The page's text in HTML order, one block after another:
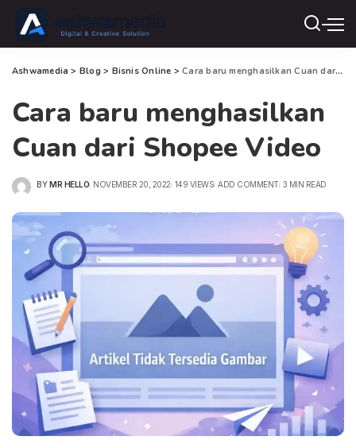
Ashwamedia > Blog > Bisnis Online >Cara baru menghasilkan Cuan dari Shopee Video
Cara baru menghasilkan
Cuan dari Shopee Video
POSTED
BY MR HELLO NOVEMBER 20, 2022 149 VIEWS ADD COMMENT 3 MIN READ